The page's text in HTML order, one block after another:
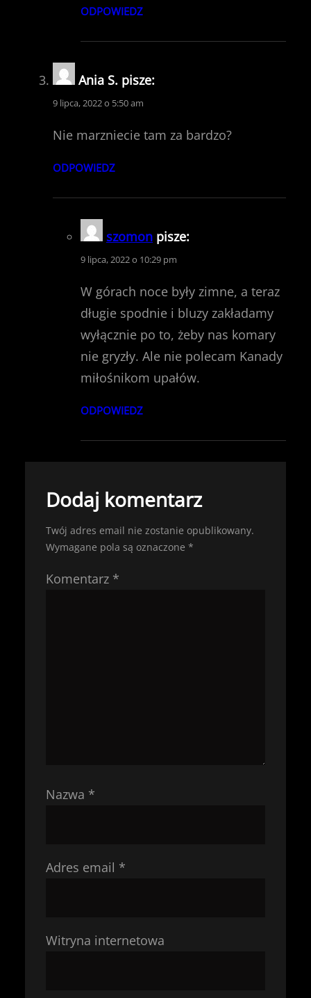
ODPOWIEDZ
Ania S. pisze:
9 lipca, 2022 o 5:50 am
Nie marzniecie tam za bardzo?
ODPOWIEDZ
szomon pisze:
9 lipca, 2022 o 10:29 pm
W górach noce były zimne, a teraz
długie spodnie i bluzy zakładamy
wyłącznie po to, żeby nas komary
nie gryzły. Ale nie polecam Kanady
miłośnikom upałów.
ODPOWIEDZ
Dodaj komentarz
Twój adres email nie zostanie opublikowany.
Wymagane pola są oznaczone *
Komentarz *
Nazwa *
Adres email *
Witryna internetowa